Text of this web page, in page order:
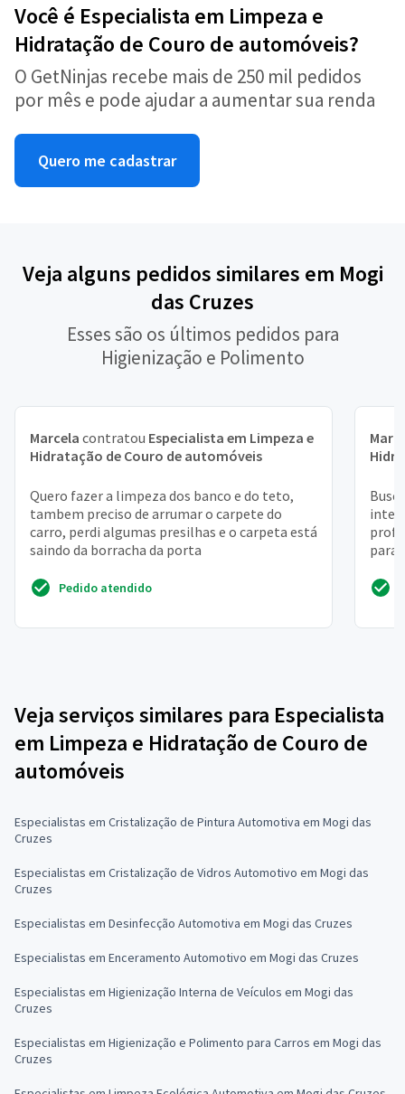
Você é Especialista em Limpeza e
Hidratação de Couro de automóveis?
O GetNinjas recebe mais de 250 mil pedidos
por mês e pode ajudar a aumentar sua renda
Quero me cadastrar
Veja alguns pedidos similares em Mogi
das Cruzes
Esses são os últimos pedidos para
Higienização e Polimento
Marcela contratou Especialista em Limpeza e
Hidratação de Couro de automóveis
Quero fazer a limpeza dos banco e do teto,
tambem preciso de arrumar o carpete do
carro, perdi algumas presilhas e o carpeta está
saindo da borracha da porta
Pedido atendido
para
Veja serviços similares para Especialista
em Limpeza e Hidratação de Couro de
automóveis
Especialistas em Cristalização de Pintura Automotiva em Mogi das
Cruzes
Especialistas em Cristalização de Vidros Automotivo em Mogi das
Cruzes
Especialistas em Desinfecção Automotiva em Mogi das Cruzes
Especialistas em Enceramento Automotivo em Mogi das Cruzes
Especialistas em Higienização Interna de Veículos em Mogi das
Cruzes
Especialistas em Higienização e Polimento para Carros em Mogi das
Cruzes